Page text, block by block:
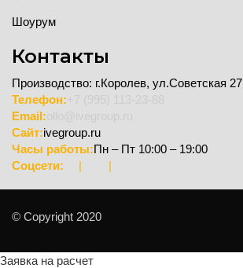
Шоурум
Контакты
Производство: г.Королев, ул.Советская 27
Телефон:
Email:
Сайт:ivegroup.ru
Часы работы:Пн – Пт 10:00 – 19:00
Соцсети:
| |
© Copyright 2020
Заявка на расчет